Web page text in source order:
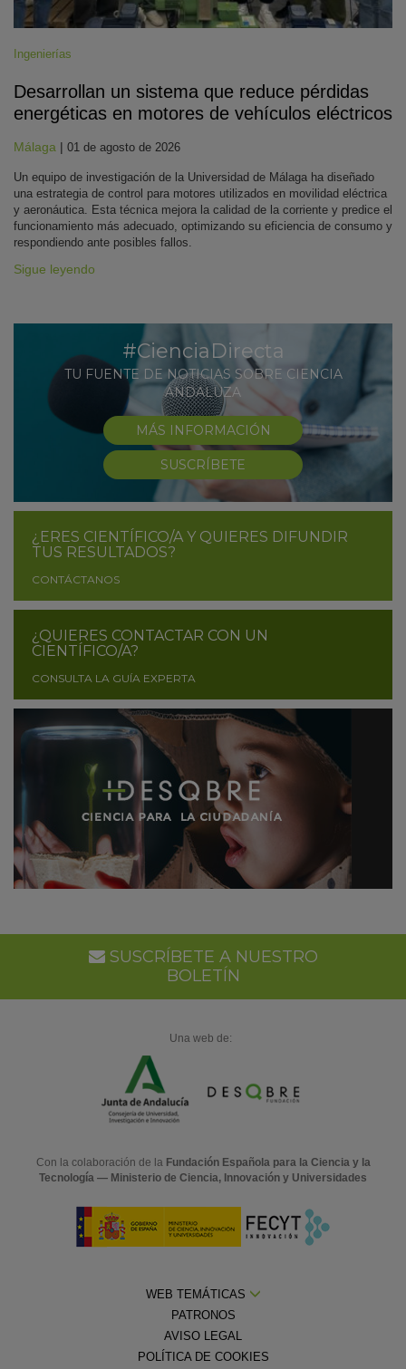
Ingenierías
Desarrollan un sistema que reduce pérdidas
energéticas en motores de vehículos eléctricos
Málaga | 01 de agosto de 2026
Un equipo de investigación de la Universidad de Málaga ha diseñado
una estrategia de control para motores utilizados en movilidad eléctrica
y aeronáutica. Esta técnica mejora la calidad de la corriente y predice el
funcionamiento más adecuado, optimizando su eficiencia de consumo y
respondiendo ante posibles fallos.
Sigue leyendo
#CienciaDirecta
TU FUENTE DE NOTICIAS SOBRE CIENCIA
ANDALUZA
MÁS INFORMACIÓN
SUSCRÍBETE
¿ERES CIENTÍFICO/A Y QUIERES DIFUNDIR
TUS RESULTADOS?
CONTÁCTANOS
¿QUIERES CONTACTAR CON UN
CIENTÍFICO/A?
CONSULTA LA GUÍA EXPERTA
SUSCRÍBETE A NUESTRO
BOLETÍN
Una web de:
Con la colaboración de la Fundación Española para la Ciencia y la
Tecnología — Ministerio de Ciencia, Innovación y Universidades
WEB TEMÁTICAS
PATRONOS
AVISO LEGAL
POLÍTICA DE COOKIES